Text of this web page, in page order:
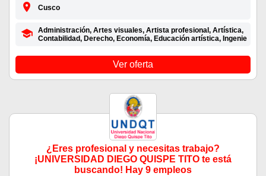
Cusco
Administración, Artes visuales, Artista profesional, Artística,
Contabilidad, Derecho, Economía, Educación artística, Ingenie
Ver oferta
¿Eres profesional y necesitas trabajo?
¡UNIVERSIDAD DIEGO QUISPE TITO te está
buscando! Hay 9 empleos